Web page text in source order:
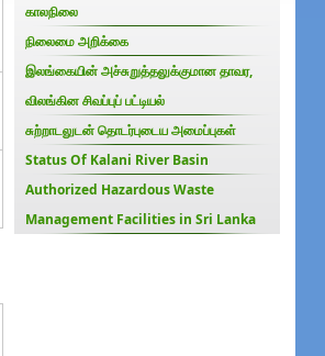
காலநிலை
நிலைமை அறிக்கை
இலங்கையின் அச்சுறுத்தலுக்குமான தாவர,
விலங்கின சிவப்புப் பட்டியல்
சுற்றாடலுடன் தொடர்புடைய அமைப்புகள்
Status Of Kalani River Basin
Authorized Hazardous Waste
Management Facilities in Sri Lanka